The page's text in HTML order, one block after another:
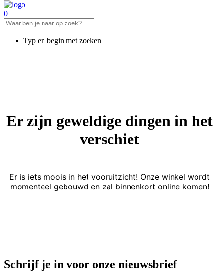
0
Typ en begin met zoeken
Er zijn geweldige dingen in het
verschiet
Er is iets moois in het vooruitzicht! Onze winkel wordt
momenteel gebouwd en zal binnenkort online komen!
Schrijf je in voor onze nieuwsbrief